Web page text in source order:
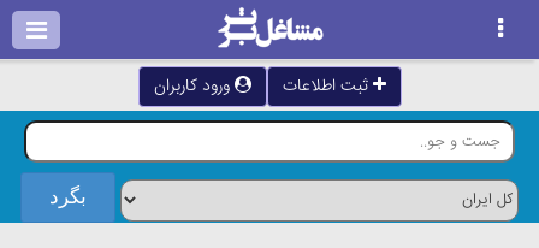
ثبت اطلاعات ورود کاربران